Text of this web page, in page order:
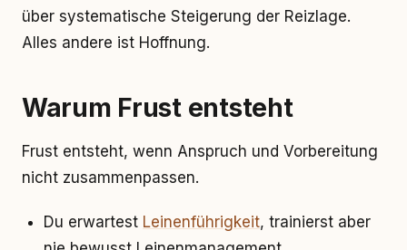
über systematische Steigerung der Reizlage.
Alles andere ist Hoffnung.
Warum Frust entsteht
Frust entsteht, wenn Anspruch und Vorbereitung
nicht zusammenpassen.
Du erwartest Leinenführigkeit, trainierst aber